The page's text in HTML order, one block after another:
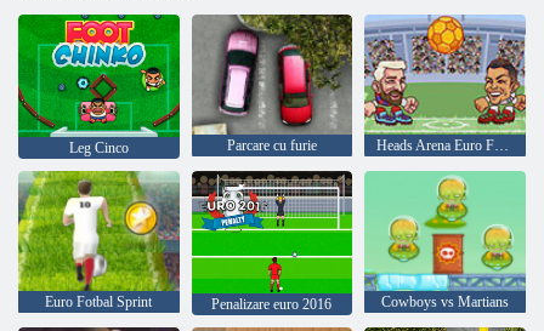
Leg Cinco Parcare cu furie Heads Arena Euro Fotbal
Euro Fotbal Sprint Penalizare euro 2016 Cowboys vs Martians